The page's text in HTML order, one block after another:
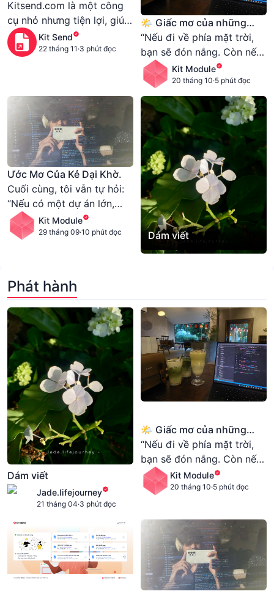
Dám viết
giữa các thiết bị
Kitsend.com là một công
cụ nhỏ nhưng tiện lợi, giúp
bạn gửi file một cách dễ
dàng và bảo mật. Hy vọng
phải, và có thể hữu ích cho
bạn.
Kit Send
22 tháng 11 ·3 phút đọc
🌤️ Giấc mơ của những
Indie Coder
“Nếu đi về phía mặt trời,
bạn sẽ đón nắng. Còn nếu
đi ngược phía mặt trời,
ánh sáng vẫn sẽ dõi theo.”
Kit Module
20 tháng 10·5 phút đọc
Ước Mơ Của Kẻ Dại Khờ.
Cuối cùng, tôi vẫn tự hỏi:
“Nếu có một dự án lớn,
mình sẽ làm gì?”. Tôi chẳng
có gì ngoài những nợ nần
mê, tôi vẫn sẽ bước tiếp.
"Coding and life" - đó là
cách mà kẻ dại khờ này
tiếp tục.
Kit Module
29 tháng 09·10 phút đọc
Phát hành
Dám viết
Jade.lifejourney
21 tháng 04·3 phút đọc
🌤️ Giấc mơ của những
Indie Coder
“Nếu đi về phía mặt trời,
bạn sẽ đón nắng. Còn nếu
đi ngược phía mặt trời,
ánh sáng vẫn sẽ dõi theo.”
Kit Module
20 tháng 10·5 phút đọc